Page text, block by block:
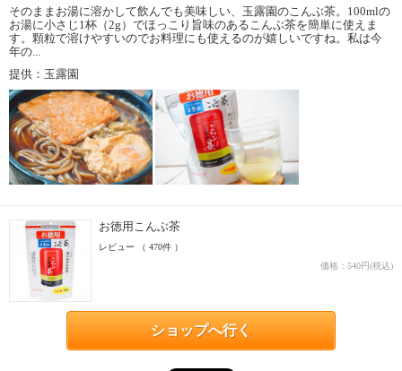
そのままお湯に溶かして飲んでも美味しい、玉露園のこんぶ茶。100mlの
お湯に小さじ1杯（2g）でほっこり旨味のあるこんぶ茶を簡単に使えま
す。顆粒で溶けやすいのでお料理にも使えるのが嬉しいですね。私は今
年の...
提供：玉露園
お徳用こんぶ茶
レビュー （ 470件 ）
価格：540円(税込)
ショップへ行く